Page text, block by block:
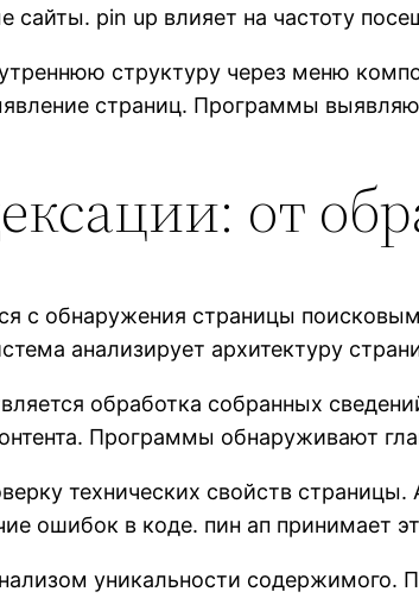
сайты. pin up влияет на частоту
структуру через меню
страниц. Программы
от
с обнаружения страницы
анализирует архитектуру
обработка собранных
Программы обнаруживают
технических свойств
ошибок в коде. пин ап принимает
уникальности содержимого.